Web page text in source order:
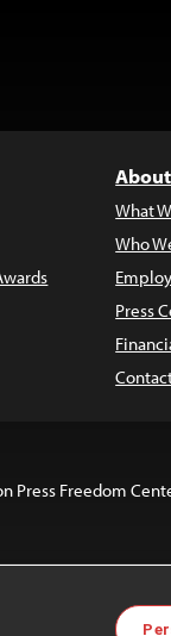
What
Who
Press
Press Freedom
Images and other